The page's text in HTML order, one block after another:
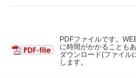
PDFファイルです。
に時間がかかることもあ
ダウンロード(ファイル
します。